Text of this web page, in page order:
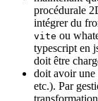
procédurale
intégrer du
vite ou
typescript en
doit être
doit avoir une
etc.). Par